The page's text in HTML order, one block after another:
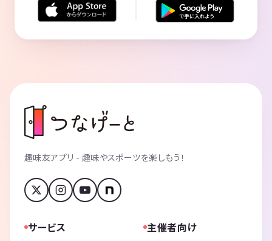
趣味友アプリ - 趣味やスポーツを楽しもう！
サービス 主催者向け